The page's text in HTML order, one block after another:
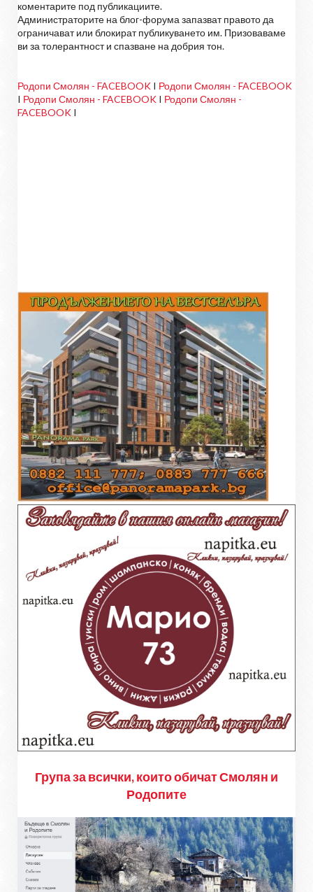
коментарите под публикациите.
Администраторите на блог-форума запазват правото да
ограничават или блокират публикуването им. Призоваваме
ви за толерантност и спазване на добрия тон.
Родопи Смолян - FACEBOOK I Родопи Смолян - FACEBOOK
I Родопи Смолян - FACEBOOK I Родопи Смолян -
FACEBOOK I
Група за всички, които обичат Смолян и
Родопите